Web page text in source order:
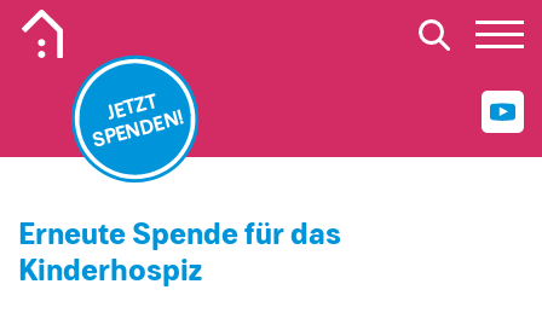
JETZT
SPENDEN!
Erneute Spende für das
Kinderhospiz
Mobiles Logo Mission Lebenshaus